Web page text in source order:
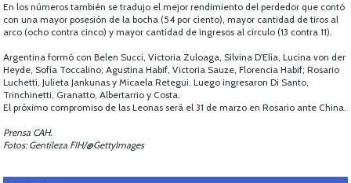
En los números también se tradujo el mejor rendimiento del perdedor que contó
con una mayor posesión de la bocha (54 por ciento), mayor cantidad de tiros al
arco (ocho contra cinco) y mayor cantidad de ingresos al círculo (13 contra 11).
Argentina formó con Belen Succi, Victoria Zuloaga, Silvina D'Elía, Lucina von der
Heyde, Sofía Toccalino; Agustina Habif, Victoria Sauze, Florencia Habif; Rosario
Luchetti, Julieta Jankunas y Micaela Retegui. Luego ingresaron Di Santo,
Trinchinetti, Granatto, Albertarrio y Costa.
El próximo compromiso de las Leonas será el 31 de marzo en Rosario ante China.
Prensa CAH.
Fotos: Gentileza FIH/@GettyImages